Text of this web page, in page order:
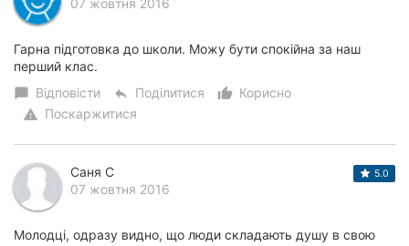
07 жовтня 2016
Гарна підготовка до школи. Можу бути спокійна за наш
перший клас.
chat_bubble Відповісти reply Поділитися thumb_up_alt
Корисно
warning Поскаржитися
Саня C
07 жовтня 2016
5.0
Молодці, одразу видно, що люди складають душу в свою